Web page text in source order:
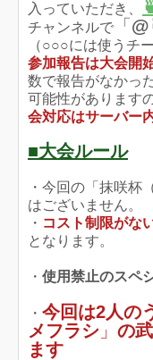
入っていただき、
チャンネルで
「
（○○○には使うチ
参加報告は大会開
数で報告がなかっ
可能性があります
会対応はサーバー
■大会ルール
・今回の「抹咲杯
はございません。
・ コスト制限がな
となります。
・ 使用禁止のスペ
・ 今回は2人の
メフラシ 」 の
ます